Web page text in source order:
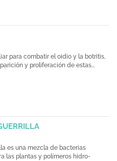
para combatir el oidio y la botritis,
y proliferación de estas...
es una mezcla de bacterias
las plantas y polímeros hidro-